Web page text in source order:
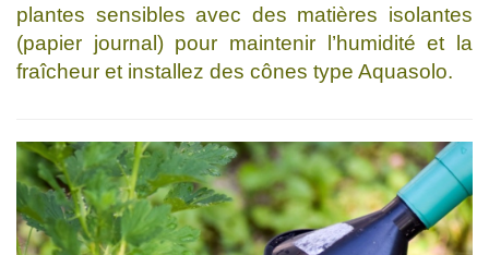
plantes sensibles avec des matières isolantes
(papier journal) pour maintenir l’humidité et la
fraîcheur et installez des cônes type Aquasolo.